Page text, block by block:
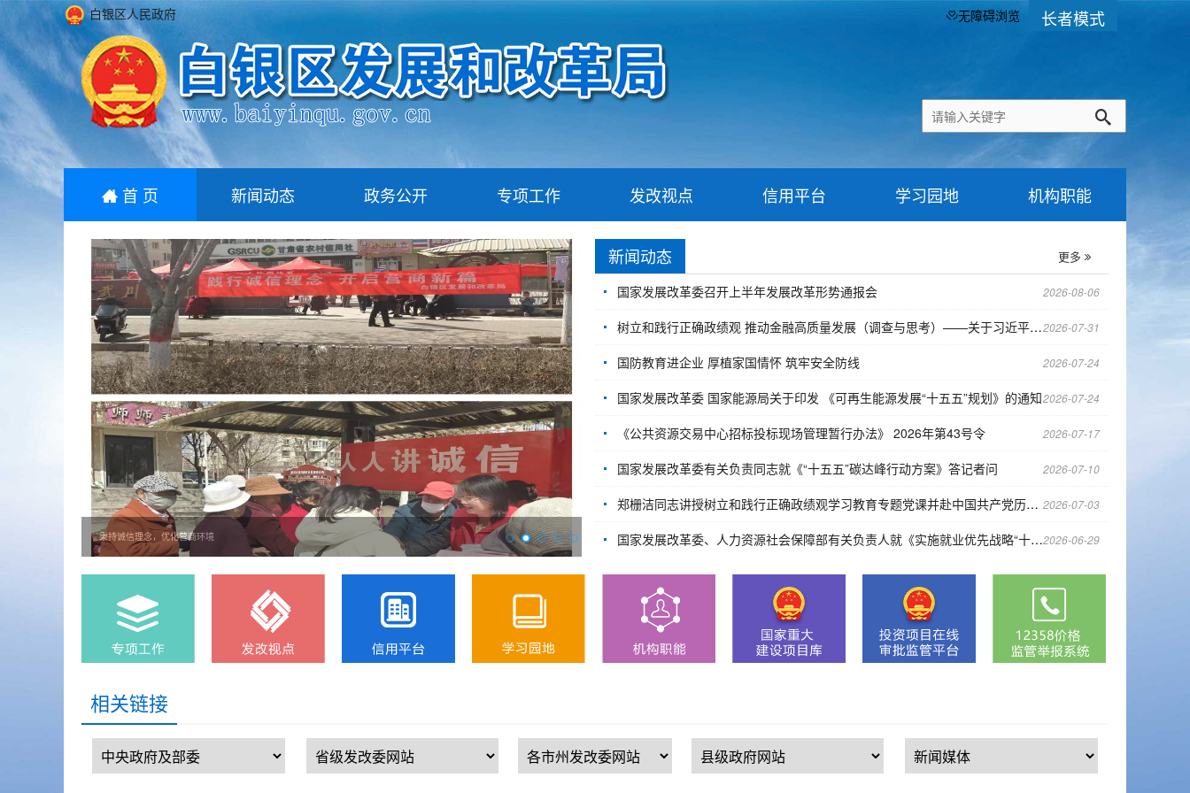
白银区人民政府 长者模式
无障碍浏览
首 页 新闻动态 政务公开 专项工作 发改视点 信用平台 学习园地 机构职能
秉持诚信理念，优化营商环境 金融“活水”润小微 精准滴灌促发展
新闻动态 更多
2026-08-06
国家发展改革委召开上半年发展改革形势通报会
2026-07-31
树立和践行正确政绩观 推动金融高质量发展（调查与思考）——关于习近平总书记在浙江工作期间领导金融工作...
2026-07-24
国防教育进企业 厚植家国情怀 筑牢安全防线
2026-07-24
国家发展改革委 国家能源局关于印发 《可再生能源发展“十五五”规划》的通知
2026-07-17
《公共资源交易中心招标投标现场管理暂行办法》 2026年第43号令
2026-07-10
国家发展改革委有关负责同志就《“十五五”碳达峰行动方案》答记者问
2026-07-03
郑栅洁同志讲授树立和践行正确政绩观学习教育专题党课并赴中国共产党历史展览馆开展主题党日活动
2026-06-29
国家发展改革委、人力资源社会保障部有关负责人就《实施就业优先战略“十五五”规划》答记者问
相关链接